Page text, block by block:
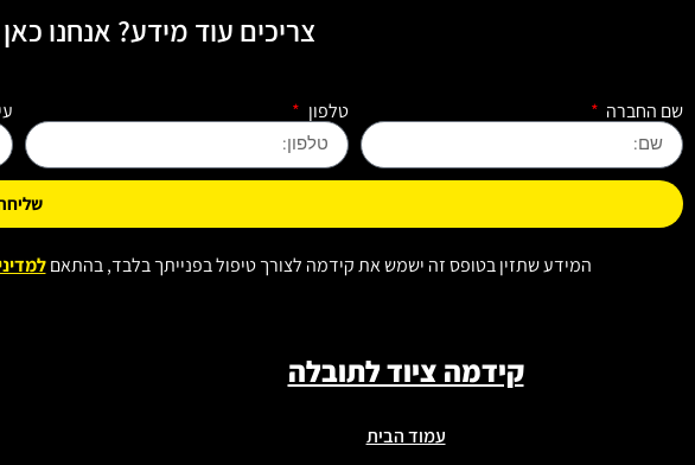
צריכים עוד מידע? אנחנו
שם החברה טלפון
המידע שתזין בטופס זה ישמש את קידמה לצורך טיפול בפנייתך בלבד, בהתאם
קידמה ציוד לתובלה
עמוד הבית